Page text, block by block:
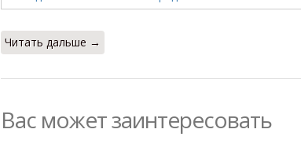
Читать дальше →
Вас может заинтересовать